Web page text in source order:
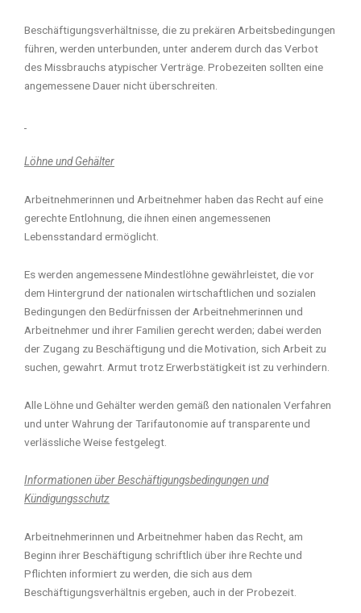
Beschäftigungsverhältnisse, die zu prekären Arbeitsbedingungen
führen, werden unterbunden, unter anderem durch das Verbot
des Missbrauchs atypischer Verträge. Probezeiten sollten eine
angemessene Dauer nicht überschreiten.
Löhne und Gehälter
Arbeitnehmerinnen und Arbeitnehmer haben das Recht auf eine
gerechte Entlohnung, die ihnen einen angemessenen
Lebensstandard ermöglicht.
Es werden angemessene Mindestlöhne gewährleistet, die vor
dem Hintergrund der nationalen wirtschaftlichen und sozialen
Bedingungen den Bedürfnissen der Arbeitnehmerinnen und
Arbeitnehmer und ihrer Familien gerecht werden; dabei werden
der Zugang zu Beschäftigung und die Motivation, sich Arbeit zu
suchen, gewahrt. Armut trotz Erwerbstätigkeit ist zu verhindern.
Alle Löhne und Gehälter werden gemäß den nationalen Verfahren
und unter Wahrung der Tarifautonomie auf transparente und
verlässliche Weise festgelegt.
Informationen über Beschäftigungsbedingungen und
Kündigungsschutz
Arbeitnehmerinnen und Arbeitnehmer haben das Recht, am
Beginn ihrer Beschäftigung schriftlich über ihre Rechte und
Pflichten informiert zu werden, die sich aus dem
Beschäftigungsverhältnis ergeben, auch in der Probezeit.